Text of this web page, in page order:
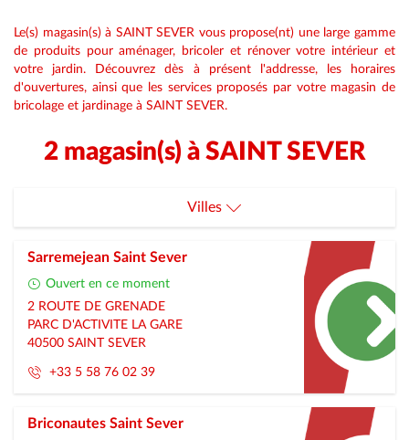
Le(s) magasin(s) à SAINT SEVER vous propose(nt) une large gamme
de produits pour aménager, bricoler et rénover votre intérieur et
votre jardin. Découvrez dès à présent l'addresse, les horaires
d'ouvertures, ainsi que les services proposés par votre magasin de
bricolage et jardinage à SAINT SEVER.
2 magasin(s) à SAINT SEVER
Villes
Gabarret
Lit-Et-Mixe
Saint-Sever
Sarremejean Saint Sever
Ouvert en ce moment
2 ROUTE DE GRENADE
PARC D'ACTIVITE LA GARE
40500 SAINT SEVER
+33 5 58 76 02 39
Briconautes Saint Sever